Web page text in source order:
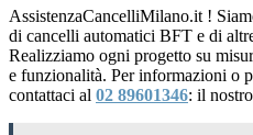
AssistenzaCancelliMilano.it !
di cancelli automatici BFT e di
Realizziamo ogni progetto su
e funzionalità. Per informazioni o
contattaci al 02 89601346: il